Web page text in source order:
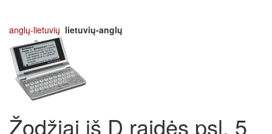
anglų-lietuvių lietuvių-anglų
Žodžiai iš D raidės psl. 5